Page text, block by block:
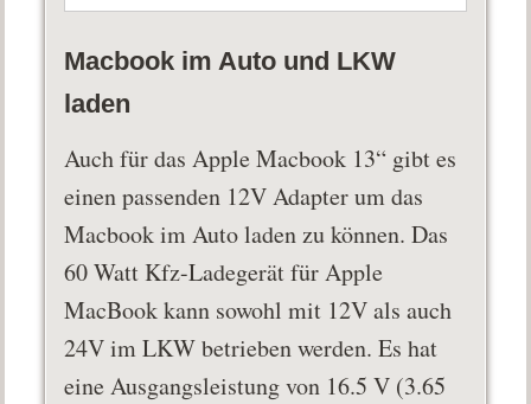
Macbook im Auto und LKW
laden
Auch für das Apple Macbook 13“ gibt es
einen passenden 12V Adapter um das
Macbook im Auto laden zu können. Das
60 Watt Kfz-Ladegerät für Apple
MacBook kann sowohl mit 12V als auch
24V im LKW betrieben werden. Es hat
eine Ausgangsleistung von 16.5 V (3.65